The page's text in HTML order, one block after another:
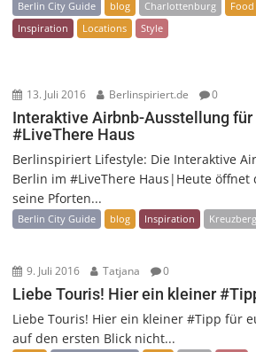
Berlin City Guide blog Charlottenburg
Inspiration
Locations Style
13. Juli 2016 Berlinspiriert.de 0
Interaktive Airbnb-Ausstellung
#LiveThere Haus
Berlinspiriert Lifestyle: Die Interaktive
Berlin im #LiveThere Haus|Heute öffnet
seine Pforten...
Berlin City Guide blog Inspiration Kreuzberg
9. Juli 2016 Tatjana 0
Liebe Touris! Hier ein kleiner
Liebe Touris! Hier ein kleiner #Tipp für
auf den ersten Blick nicht...